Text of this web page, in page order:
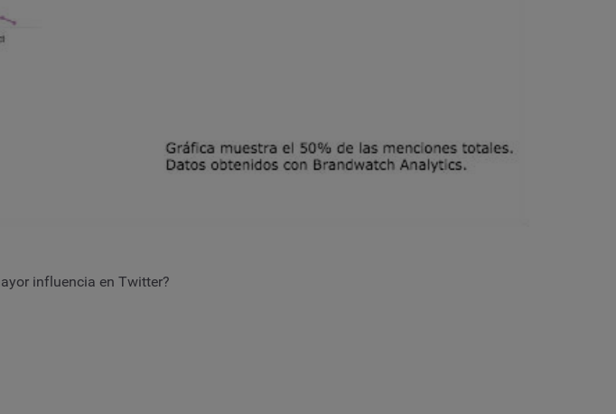
influencia en Twitter?